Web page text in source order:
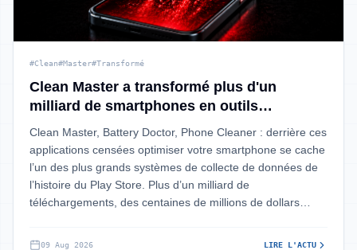
#Clean#Master#Transformé
Clean Master a transformé plus d'un
milliard de smartphones en outils
d'espionnage
Clean Master, Battery Doctor, Phone Cleaner : derrière ces
applications censées optimiser votre smartphone se cache
l’un des plus grands systèmes de collecte de données de
l’histoire du Play Store. Plus d’un milliard de
téléchargements, des centaines de millions de dollars
09 Aug 2026 LIRE L'ACTU